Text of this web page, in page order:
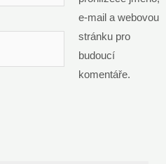
e-mail a webovou
stránku pro
budoucí
komentáře.